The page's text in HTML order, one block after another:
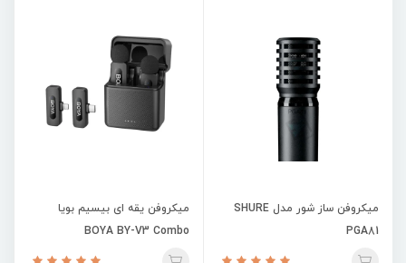
میکروفن ساز شور مدل SHURE
PGA81
میکروفن یقه ای بیسیم بویا
BOYA BY-V3 Combo